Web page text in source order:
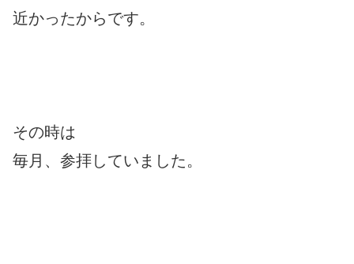
近かったからです。
その時は
毎月、参拝していました。